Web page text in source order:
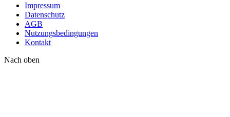
Impressum
Datenschutz
AGB
Nutzungsbedingungen
Kontakt
Nach oben